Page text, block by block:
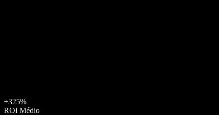
+325%
ROI Médio